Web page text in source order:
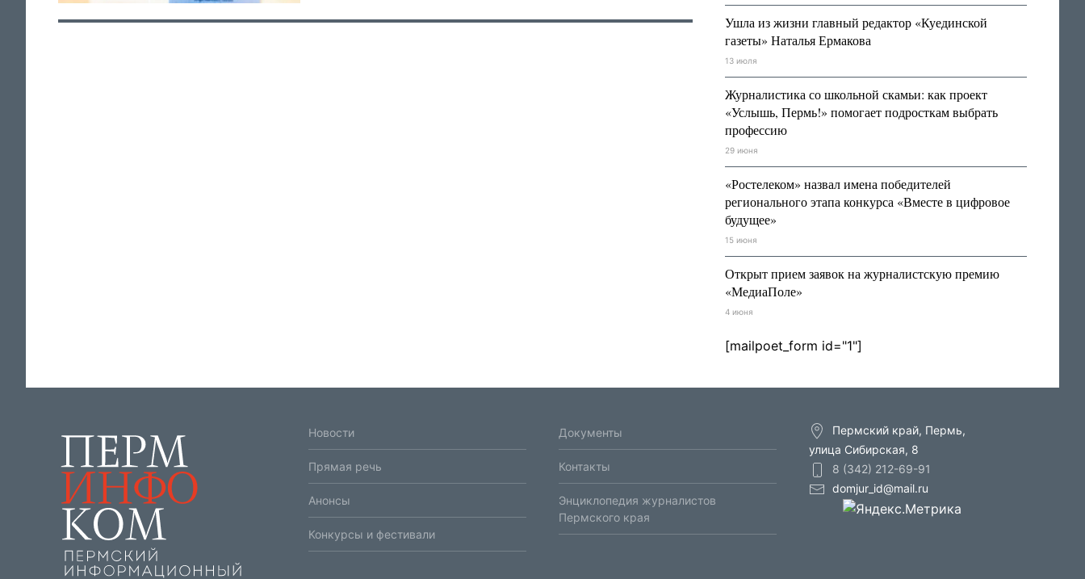
Ушла из жизни главный редактор «Куединской
газеты» Наталья Ермакова
13 июля
Журналистика со школьной скамьи: как проект
«Услышь, Пермь!» помогает подросткам выбрать
профессию
29 июня
«Ростелеком» назвал имена победителей
регионального этапа конкурса «Вместе в цифровое
будущее»
15 июня
Открыт прием заявок на журналистскую премию
«МедиаПоле»
4 июня
[mailpoet_form id="1"]
Новости
Прямая речь
Анонсы
Конкурсы и фестивали
Документы
Контакты
Энциклопедия журналистов
Пермского края
Пермский край, Пермь,
улица Сибирская, 8
8 (342) 212-69-91
domjur_id@mail.ru